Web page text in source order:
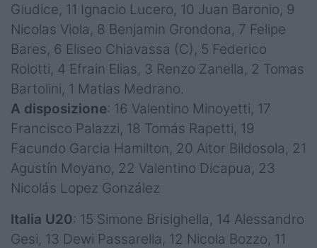
Giudice, 11 Ignacio Lucero, 10 Juan Baronio, 9
Nicolas Viola, 8 Benjamin Grondona, 7 Felipe
Bares, 6 Eliseo Chiavassa (C), 5 Federico
Rolotti, 4 Efrain Elias, 3 Renzo Zanella, 2 Tomas
Bartolini, 1 Matias Medrano.
A disposizione: 16 Valentino Minoyetti, 17
Francisco Palazzi, 18 Tomás Rapetti, 19
Facundo Garcia Hamilton, 20 Aitor Bildosola, 21
Agustín Moyano, 22 Valentino Dicapua, 23
Nicolás Lopez González
Italia U20: 15 Simone Brisighella, 14 Alessandro
Gesi, 13 Dewi Passarella, 12 Nicola Bozzo, 11